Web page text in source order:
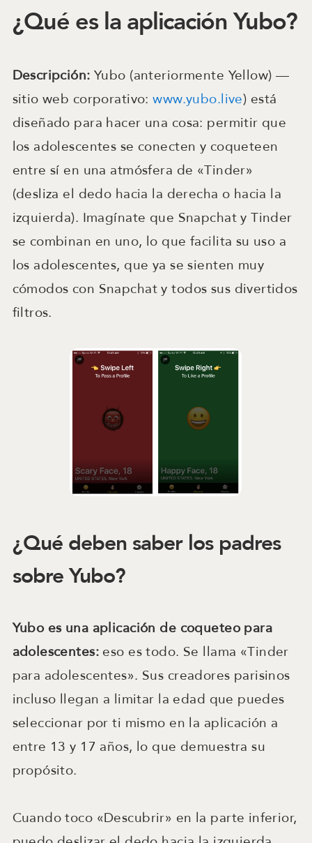
¿Qué es la aplicación Yubo?
Descripción:Yubo (anteriormente Yellow) —
sitio web corporativo:www.yubo.live) está
diseñado para hacer una cosa: permitir que
los adolescentes se conecten y coqueteen
entre sí en una atmósfera de «Tinder»
(desliza el dedo hacia la derecha o hacia la
izquierda). Imagínate que Snapchat y Tinder
se combinan en uno, lo que facilita su uso a
los adolescentes, que ya se sienten muy
cómodos con Snapchat y todos sus divertidos
filtros.
¿Qué deben saber los padres
sobre Yubo?
Yubo es una aplicación de coqueteo para
adolescentes: eso es todo. Se llama «Tinder
para adolescentes». Sus creadores parisinos
incluso llegan a limitar la edad que puedes
seleccionar por ti mismo en la aplicación a
entre 13 y 17 años, lo que demuestra su
propósito.
Cuando toco «Descubrir» en la parte inferior,